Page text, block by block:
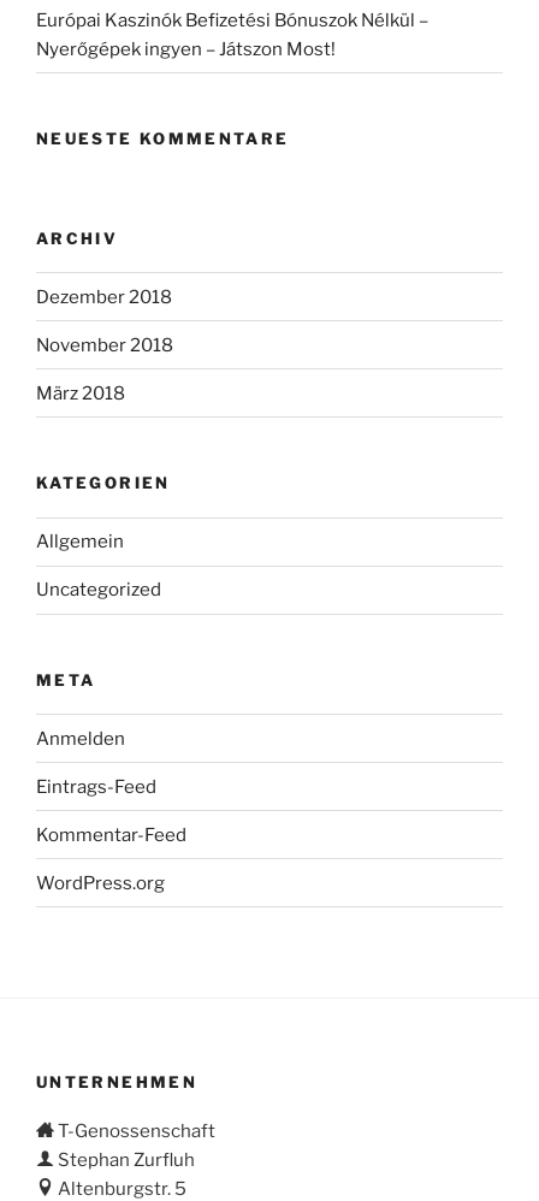
Európai Kaszinók Befizetési Bónuszok Nélkül –
Nyerőgépek ingyen – Játszon Most!
NEUESTE KOMMENTARE
ARCHIV
Dezember 2018
November 2018
März 2018
KATEGORIEN
Allgemein
Uncategorized
META
Anmelden
Eintrags-Feed
Kommentar-Feed
WordPress.org
UNTERNEHMEN
T-Genossenschaft
Stephan Zurfluh
Altenburgstr. 5